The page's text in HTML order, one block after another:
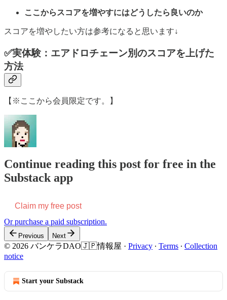
ここからスコアを増やすにはどうしたら良いのか
スコアを増やしたい方は参考になると思います↓
✅実体験：エアドロチェーン別のスコアを上げた
方法
【※ここから会員限定です。】
Continue reading this post for free in the
Substack app
Claim my free post
Or purchase a paid subscription.
Previous Next
© 2026 バンケラDAO🇯🇵情報屋 · Privacy ∙ Terms ∙ Collection
notice
Start your Substack